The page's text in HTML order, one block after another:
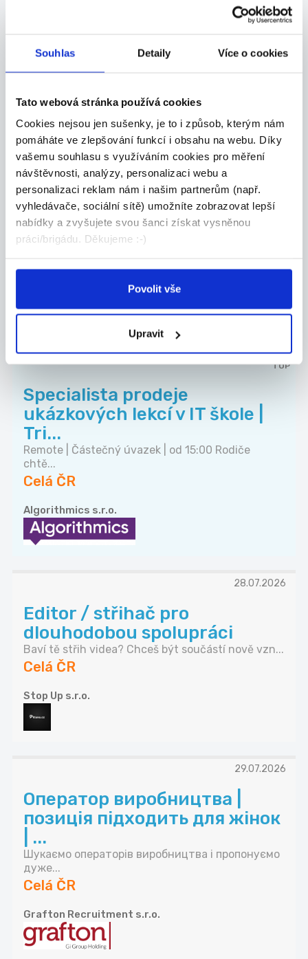
Souhlas Detaily Více o cookies
Tato webová stránka používá cookies
Cookies nejsou jen sušenky, je to i způsob, kterým nám
pomáháte ve zlepšování funkcí i obsahu na webu. Díky
vašemu souhlasu s využíváním cookies pro měření
návštěvnosti, analýzy, personalizaci webu a
personalizaci reklam nám i našim partnerům (např.
vyhledávače, sociální sítě) umožníte zobrazovat lepší
nabídky a zvyšujete svou šanci získat vysněnou
práci/brigádu. Děkujeme :-)
Povolit vše
Upravit
nebo...
Celá ČR
Ormicos s.r.o.
05.08.2026
Specialista prodeje
ukázkových lekcí v IT škole |
Tri...
Remote | Částečný úvazek | od 15:00 Rodiče
Celá ČR
TOP
Specialista prodeje
ukázkových lekcí v IT škole |
Tri...
Remote | Částečný úvazek | od 15:00 Rodiče
chtě...
Celá ČR
Algorithmics s.r.o.
28.07.2026
Editor / střihač pro
dlouhodobou spolupráci
Baví tě střih videa? Chceš být součástí nově vzn...
Celá ČR
Stop Up s.r.o.
29.07.2026
Оператор виробництва |
позиція підходить для жінок
| ...
Шукаємо операторів виробництва і пропонуємо
дуже...
Celá ČR
Grafton Recruitment s.r.o.